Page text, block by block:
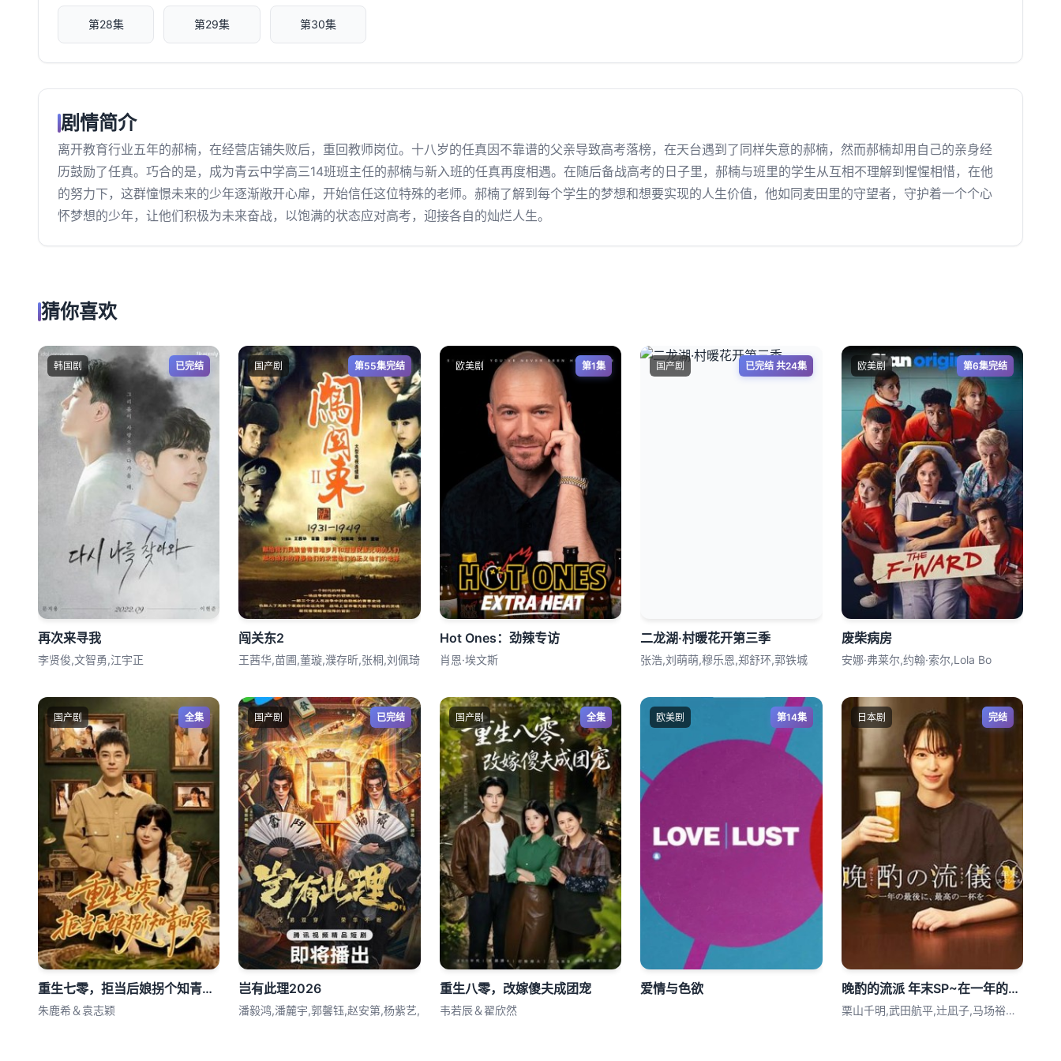
第28集 第29集 第30集
剧情简介
离开教育行业五年的郝楠，在经营店铺失败后，重回教师岗位。十八岁的任真因不靠谱的父亲导致高考落榜，在天台遇到了同样失意的郝楠，然而郝楠却用自己的亲身经
历鼓励了任真。巧合的是，成为青云中学高三14班班主任的郝楠与新入班的任真再度相遇。在随后备战高考的日子里，郝楠与班里的学生从互相不理解到惺惺相惜，在他
的努力下，这群憧憬未来的少年逐渐敞开心扉，开始信任这位特殊的老师。郝楠了解到每个学生的梦想和想要实现的人生价值，他如同麦田里的守望者，守护着一个个心
怀梦想的少年，让他们积极为未来奋战，以饱满的状态应对高考，迎接各自的灿烂人生。
猜你喜欢
韩国剧 已完结
再次来寻我
李贤俊,文智勇,江宇正
国产剧 第55集完结
闯关东2
王茜华,苗圃,董璇,濮存昕,张桐,刘佩琦
欧美剧 第1集
Hot Ones：劲辣专访
肖恩·埃文斯
国产剧 已完结 共24集
二龙湖·村暖花开第三季
张浩,刘萌萌,穆乐恩,郑舒环,郭铁城
欧美剧 第6集完结
废柴病房
安娜·弗莱尔,约翰·索尔,Lola Bo
国产剧 全集
重生七零，拒当后娘拐个知青回家
朱鹿希＆袁志颖
国产剧 已完结
岂有此理2026
潘毅鸿,潘麓宇,郭馨钰,赵安第,杨紫艺,
国产剧 全集
重生八零，改嫁傻夫成团宠
韦若辰＆翟欣然
欧美剧 第14集
爱情与色欲
日本剧 完结
晚酌的流派 年末SP~在一年的最后，来一杯最棒的吧~
栗山千明,武田航平,辻凪子,马场裕之,お